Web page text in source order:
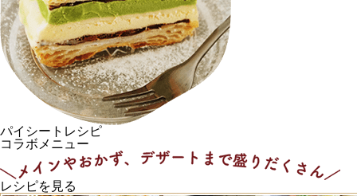
パイシートレシピ
コラボメニュー
レシピを見る